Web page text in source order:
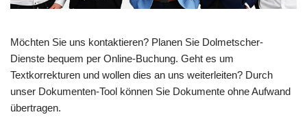
Möchten Sie uns kontaktieren? Planen Sie Dolmetscher-
Dienste bequem per Online-Buchung. Geht es um
Textkorrekturen und wollen dies an uns weiterleiten? Durch
unser Dokumenten-Tool können Sie Dokumente ohne Aufwand
übertragen.